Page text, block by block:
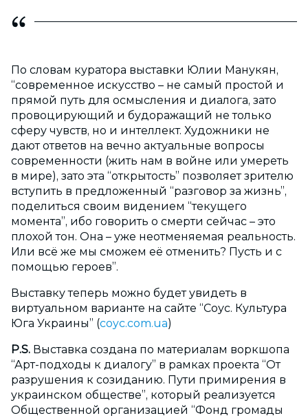
По словам куратора выставки Юлии Манукян,
“современное искусство – не самый простой и
прямой путь для осмысления и диалога, зато
провоцирующий и будоражащий не только
сферу чувств, но и интеллект. Художники не
дают ответов на вечно актуальные вопросы
современности (жить нам в войне или умереть
в мире), зато эта “открытость” позволяет зрителю
вступить в предложенный “разговор за жизнь”,
поделиться своим видением “текущего
момента”, ибо говорить о смерти сейчас – это
плохой тон. Она – уже неотменяемая реальность.
Или всё же мы сможем её отменить? Пусть и с
помощью героев”.
Выставку теперь можно будет увидеть в
виртуальном варианте на сайте “Соус. Культура
Юга Украины” (coyc.com.ua)
P.S. Выставка создана по материалам воркшопа
“Арт-подходы к диалогу” в рамках проекта “От
разрушения к созиданию. Пути примирения в
украинском обществе”, который реализуется
Общественной организацией “Фонд громады